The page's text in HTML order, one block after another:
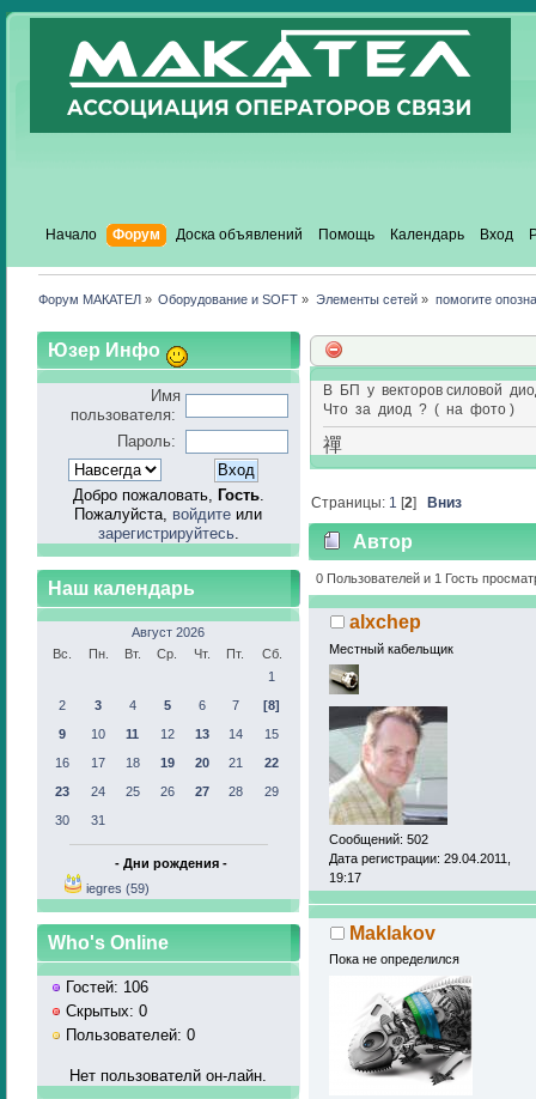
Начало Форум Доска объявлений Помощь Календарь Вход
Форум МАКАТЕЛ » Оборудование и SOFT » Элементы сетей » помогите
Юзер Инфо
Имя
пользователя:
Пароль:
Добро пожаловать, Гость.
Пожалуйста, войдите или
зарегистрируйтесь.
Наш календарь
Август 2026
Вс.
Пн. Вт. Ср. Чт. Пт.
Сб.
1
2
3 4 5 6 7
[8]
9
10 11 12 13 14
15
16
17 18 19 20 21
22
23
24 25 26 27 28
29
30
31
- Дни рождения -
iegres (59)
Who's Online
Гостей: 106
Скрытых: 0
Пользователей: 0
Нет пользователй он-лайн.
В БП у векторов силовой
Что за диод ? ( на фото )
禪
Страницы: 1 [2] Вниз
Автор
раз)
0 Пользователей и 1 Гость
alxchep
Местный кабельщик
Сообщений: 502
Дата регистрации: 29.04.2011,
19:17
Maklakov
Пока не определился